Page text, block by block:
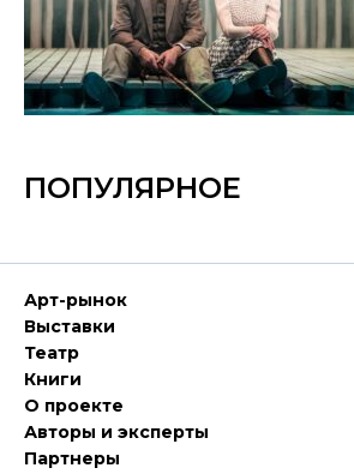
ПОПУЛЯРНОЕ
Арт-рынок
Выставки
Театр
Книги
О проекте
Авторы и эксперты
Партнеры